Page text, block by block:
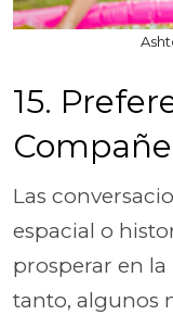
15.
Las
espacial o
prosperar en la
tanto, algunos